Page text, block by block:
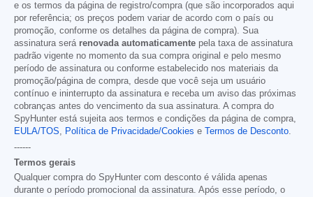
e os termos da página de registro/compra (que são incorporados aqui
por referência; os preços podem variar de acordo com o país ou
promoção, conforme os detalhes da página de compra). Sua
assinatura será renovada automaticamente pela taxa de assinatura
padrão vigente no momento da sua compra original e pelo mesmo
período de assinatura ou conforme estabelecido nos materiais da
promoção/página de compra, desde que você seja um usuário
contínuo e ininterrupto da assinatura e receba um aviso das próximas
cobranças antes do vencimento da sua assinatura. A compra do
SpyHunter está sujeita aos termos e condições da página de compra,
EULA/TOS, Política de Privacidade/Cookies e Termos de Desconto.
------
Termos gerais
Qualquer compra do SpyHunter com desconto é válida apenas
durante o período promocional da assinatura. Após esse período, o